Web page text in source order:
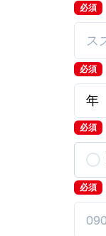
必須
必須
必須
必須